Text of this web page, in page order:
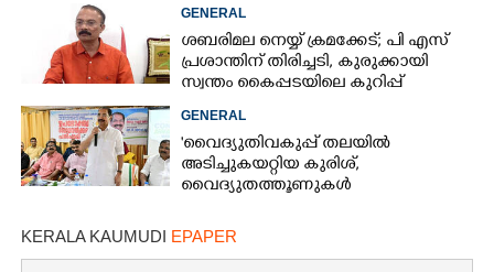
GENERAL
ശബരിമല നെയ്യ് ക്രമക്കേട്; പി എസ്
പ്രശാന്തിന് തിരിച്ചടി, കുരുക്കായി
സ്വന്തം കൈപ്പടയിലെ കുറിപ്പ്
GENERAL
'വൈദ്യുതിവകുപ്പ് തലയിൽ
അടിച്ചുകയറ്റിയ കുരിശ്‌,
വൈദ്യുതത്തൂണുകൾ
വിളിക്കുന്ന കാലമാണിത്'
KERALA KAUMUDI EPAPER